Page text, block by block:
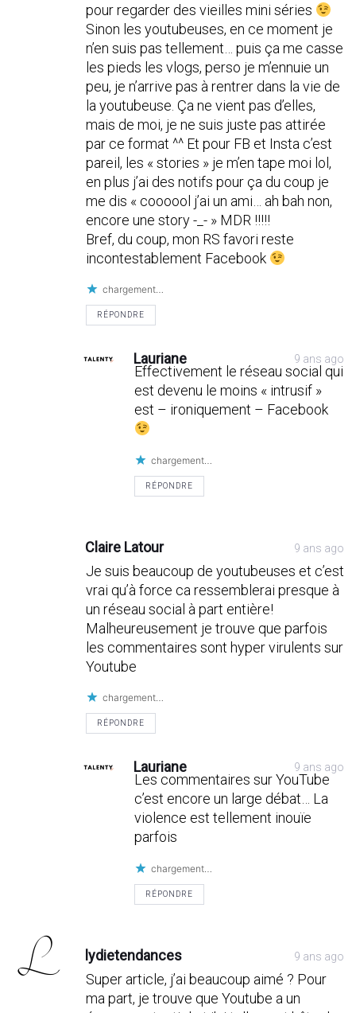
pour regarder des vieilles mini séries
Sinon les youtubeuses, en ce moment je
n’en suis pas tellement… puis ça me casse
les pieds les vlogs, perso je m’ennuie un
peu, je n’arrive pas à rentrer dans la vie de
la youtubeuse. Ça ne vient pas d’elles,
mais de moi, je ne suis juste pas attirée
par ce format ^^ Et pour FB et Insta c’est
pareil, les « stories » je m’en tape moi lol,
en plus j’ai des notifs pour ça du coup je
me dis « coooool j’ai un ami… ah bah non,
encore une story -_- » MDR !!!!!
Bref, du coup, mon RS favori reste
incontestablement Facebook
chargement…
RÉPONDRE
Lauriane 9 ans ago
Effectivement le réseau social qui
est devenu le moins « intrusif »
est – ironiquement – Facebook
chargement…
RÉPONDRE
Claire Latour 9 ans ago
Je suis beaucoup de youtubeuses et c’est
vrai qu’à force ca ressemblerai presque à
un réseau social à part entière!
Malheureusement je trouve que parfois
les commentaires sont hyper virulents sur
Youtube
chargement…
RÉPONDRE
Lauriane 9 ans ago
Les commentaires sur YouTube
c’est encore un large débat… La
violence est tellement inouïe
parfois
chargement…
RÉPONDRE
lydietendances 9 ans ago
Super article, j’ai beaucoup aimé ? Pour
ma part, je trouve que Youtube a un